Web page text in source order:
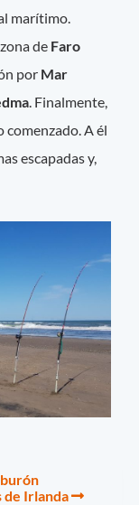
marítimo.
de Faro
por Mar
. Finalmente,
comenzado. A él
escapadas y,
de Irlanda